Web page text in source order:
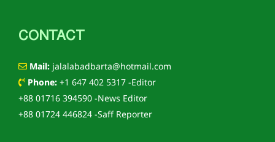
CONTACT
Mail: jalalabadbarta@hotmail.com
Phone: +1 647 402 5317 -Editor
+88 01716 394590 -News Editor
+88 01724 446824 -Saff Reporter